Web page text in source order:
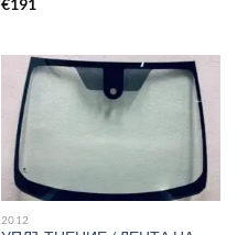
€191
2012